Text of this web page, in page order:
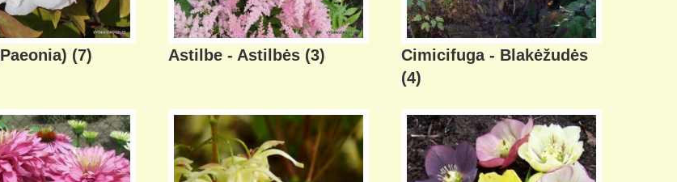
(7) Astilbe - Astilbės (3)
Cimicifuga - Blakėžudės
(4)